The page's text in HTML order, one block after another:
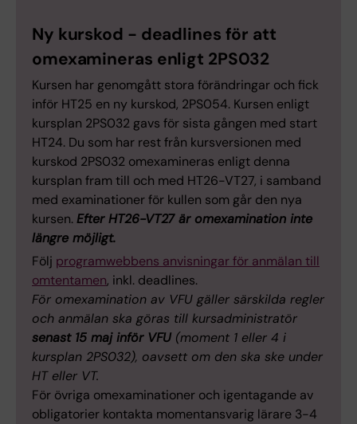
Ny kurskod - deadlines för att
omexamineras enligt 2PS032
Kursen har genomgått stora förändringar och fick
inför HT25 en ny kurskod, 2PS054. Kursen enligt
kursplan 2PS032 gavs för sista gången med start
HT24. Du som har rest från kursversionen med
kurskod 2PS032 omexamineras enligt denna
kursplan fram till och med HT26-VT27, i samband
med examinationer för kullen som går den nya
kursen.Efter HT26-VT27 är omexamination inte
längre möjligt.
Följ programwebbens anvisningar för anmälan till
omtentamen, inkl. deadlines.
För omexamination av VFU gäller särskilda regler
och anmälan ska göras till kursadministratör
senast 15 maj inför VFU (moment 1 eller 4 i
kursplan 2PS032), oavsett om den ska ske under
HT eller VT.
För övriga omexaminationer och igentagande av
obligatorier kontakta momentansvarig lärare 3-4